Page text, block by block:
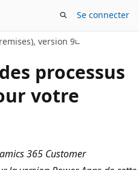
Se connecter
version 9
processus
votre
365 Customer